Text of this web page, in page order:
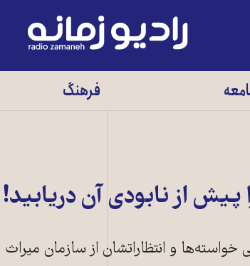
رادیو
زمانه
فرهنگ
از نابودی آن دریابید!
و انتظاراتشان از سازمان